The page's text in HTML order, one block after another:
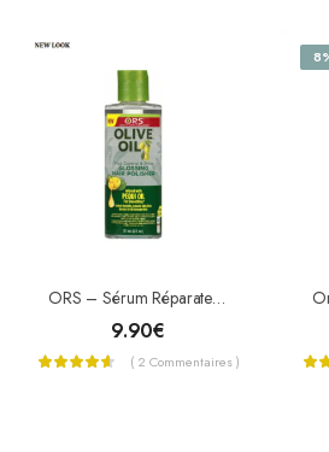
ORS – Sérum Réparateur À L’huile D’olive
9.90€
( 2 Commentaires )